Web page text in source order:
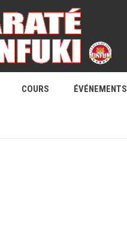
COURS ÉVÉNEMENTS